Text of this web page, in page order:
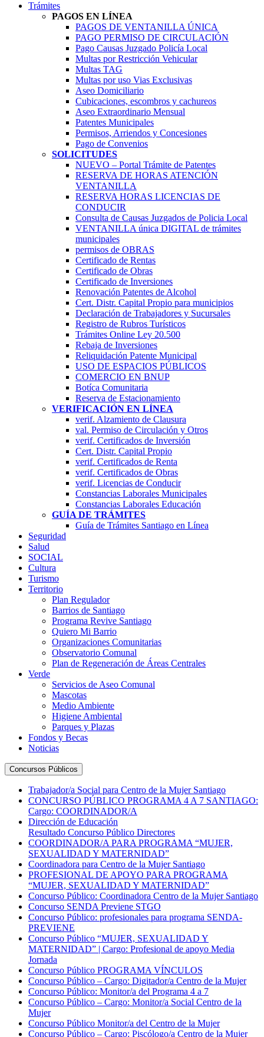
Trámites
PAGOS EN LÍNEA
PAGOS DE VENTANILLA ÚNICA
PAGO PERMISO DE CIRCULACIÓN
Pago Causas Juzgado Policía Local
Multas por Restricción Vehicular
Multas TAG
Multas por uso Vias Exclusivas
Aseo Domiciliario
Cubicaciones, escombros y cachureos
Aseo Extraordinario Mensual
Patentes Municipales
Permisos, Arriendos y Concesiones
Pago de Convenios
SOLICITUDES
NUEVO – Portal Trámite de Patentes
RESERVA DE HORAS ATENCIÓN
VENTANILLA
RESERVA HORAS LICENCIAS DE
CONDUCIR
Consulta de Causas Juzgados de Policia Local
VENTANILLA única DIGITAL de trámites
municipales
permisos de OBRAS
Certificado de Rentas
Certificado de Obras
Certificado de Inversiones
Renovación Patentes de Alcohol
Cert. Distr. Capital Propio para municipios
Declaración de Trabajadores y Sucursales
Registro de Rubros Turí­sticos
Trámites Online Ley 20.500
Rebaja de Inversiones
Reliquidación Patente Municipal
USO DE ESPACIOS PÚBLICOS
COMERCIO EN BNUP
Botíca Comunitaria
Reserva de Estacionamiento
VERIFICACIÓN EN LÍNEA
verif. Alzamiento de Clausura
val. Permiso de Circulación y Otros
verif. Certificados de Inversión
Cert. Distr. Capital Propio
verif. Certificados de Renta
verif. Certificados de Obras
verif. Licencias de Conducir
Constancias Laborales Municipales
Constancias Laborales Educación
GUÍA DE TRÁMITES
Guía de Trámites Santiago en Línea
Seguridad
Salud
SOCIAL
Cultura
Turismo
Territorio
Plan Regulador
Barrios de Santiago
Programa Revive Santiago
Quiero Mi Barrio
Organizaciones Comunitarias
Observatorio Comunal
Plan de Regeneración de Áreas Centrales
Verde
Servicios de Aseo Comunal
Mascotas
Medio Ambiente
Higiene Ambiental
Parques y Plazas
Fondos y Becas
Noticias
Concursos Públicos
Trabajador/a Social para Centro de la Mujer Santiago
CONCURSO PÚBLICO PROGRAMA 4 A 7 SANTIAGO:
Cargo: COORDINADOR/A
Dirección de Educación
Resultado Concurso Público Directores
COORDINADOR/A PARA PROGRAMA “MUJER,
SEXUALIDAD Y MATERNIDAD”
Coordinadora para Centro de la Mujer Santiago
PROFESIONAL DE APOYO PARA PROGRAMA
“MUJER, SEXUALIDAD Y MATERNIDAD”
Concurso Público: Coordinadora Centro de la Mujer Santiago
Concurso SENDA Previene STGO
Concurso Público: profesionales para programa SENDA-
PREVIENE
Concurso Público “MUJER, SEXUALIDAD Y
MATERNIDAD” | Cargo: Profesional de apoyo Media
Jornada
Concurso Público PROGRAMA VÍNCULOS
Concurso Público – Cargo: Digitador/a Centro de la Mujer
Concurso Público: Monitor/a del Programa 4 a 7
Concurso Público – Cargo: Monitor/a Social Centro de la
Mujer
Concurso Público Monitor/a del Centro de la Mujer
Concurso Público – Cargo: Piscólogo/a Centro de la Mujer